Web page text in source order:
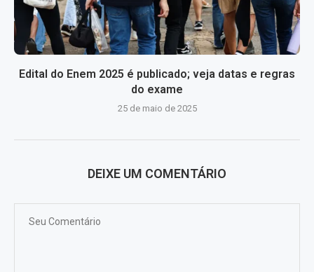
Edital do Enem 2025 é publicado; veja datas e regras
do exame
25 de maio de 2025
DEIXE UM COMENTÁRIO